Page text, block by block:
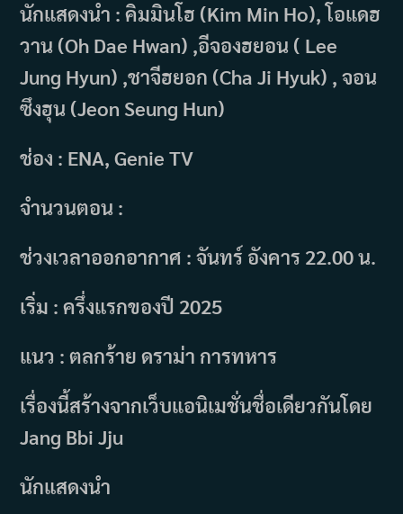
นักแสดงนำ : คิมมินโฮ (Kim Min Ho), โอแดฮ
วาน (Oh Dae Hwan) ,อีจองฮยอน ( Lee
Jung Hyun) ,ชาจีฮยอก (Cha Ji Hyuk) , จอน
ซึงฮุน (Jeon Seung Hun)
ช่อง : ENA, Genie TV
จำนวนตอน :
ช่วงเวลาออกอากาศ : จันทร์ อังคาร 22.00 น.
เริ่ม : ครึ่งแรกของปี 2025
แนว : ตลกร้าย ดราม่า การทหาร
เรื่องนี้สร้างจากเว็บแอนิเมชั่นชื่อเดียวกันโดย
Jang Bbi Jju
นักแสดงนำ